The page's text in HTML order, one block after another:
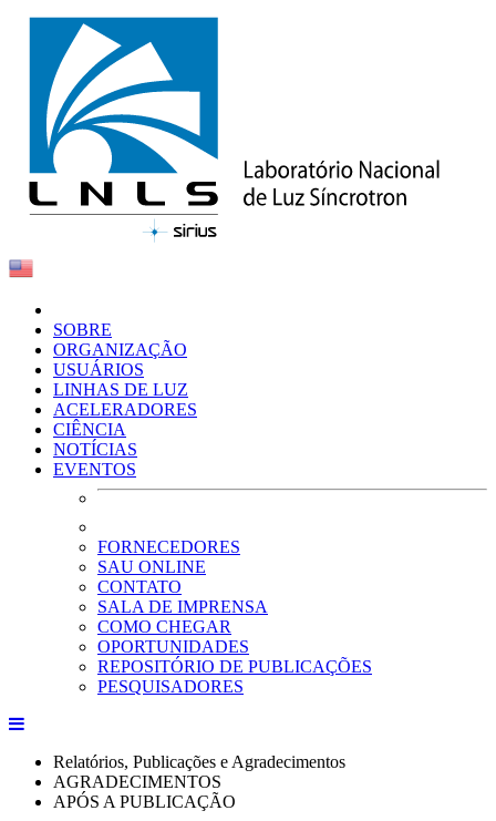
SOBRE
ORGANIZAÇÃO
USUÁRIOS
LINHAS DE LUZ
ACELERADORES
CIÊNCIA
NOTÍCIAS
EVENTOS
FORNECEDORES
SAU ONLINE
CONTATO
SALA DE IMPRENSA
COMO CHEGAR
OPORTUNIDADES
REPOSITÓRIO DE PUBLICAÇÕES
PESQUISADORES
Relatórios, Publicações e Agradecimentos
AGRADECIMENTOS
APÓS A PUBLICAÇÃO